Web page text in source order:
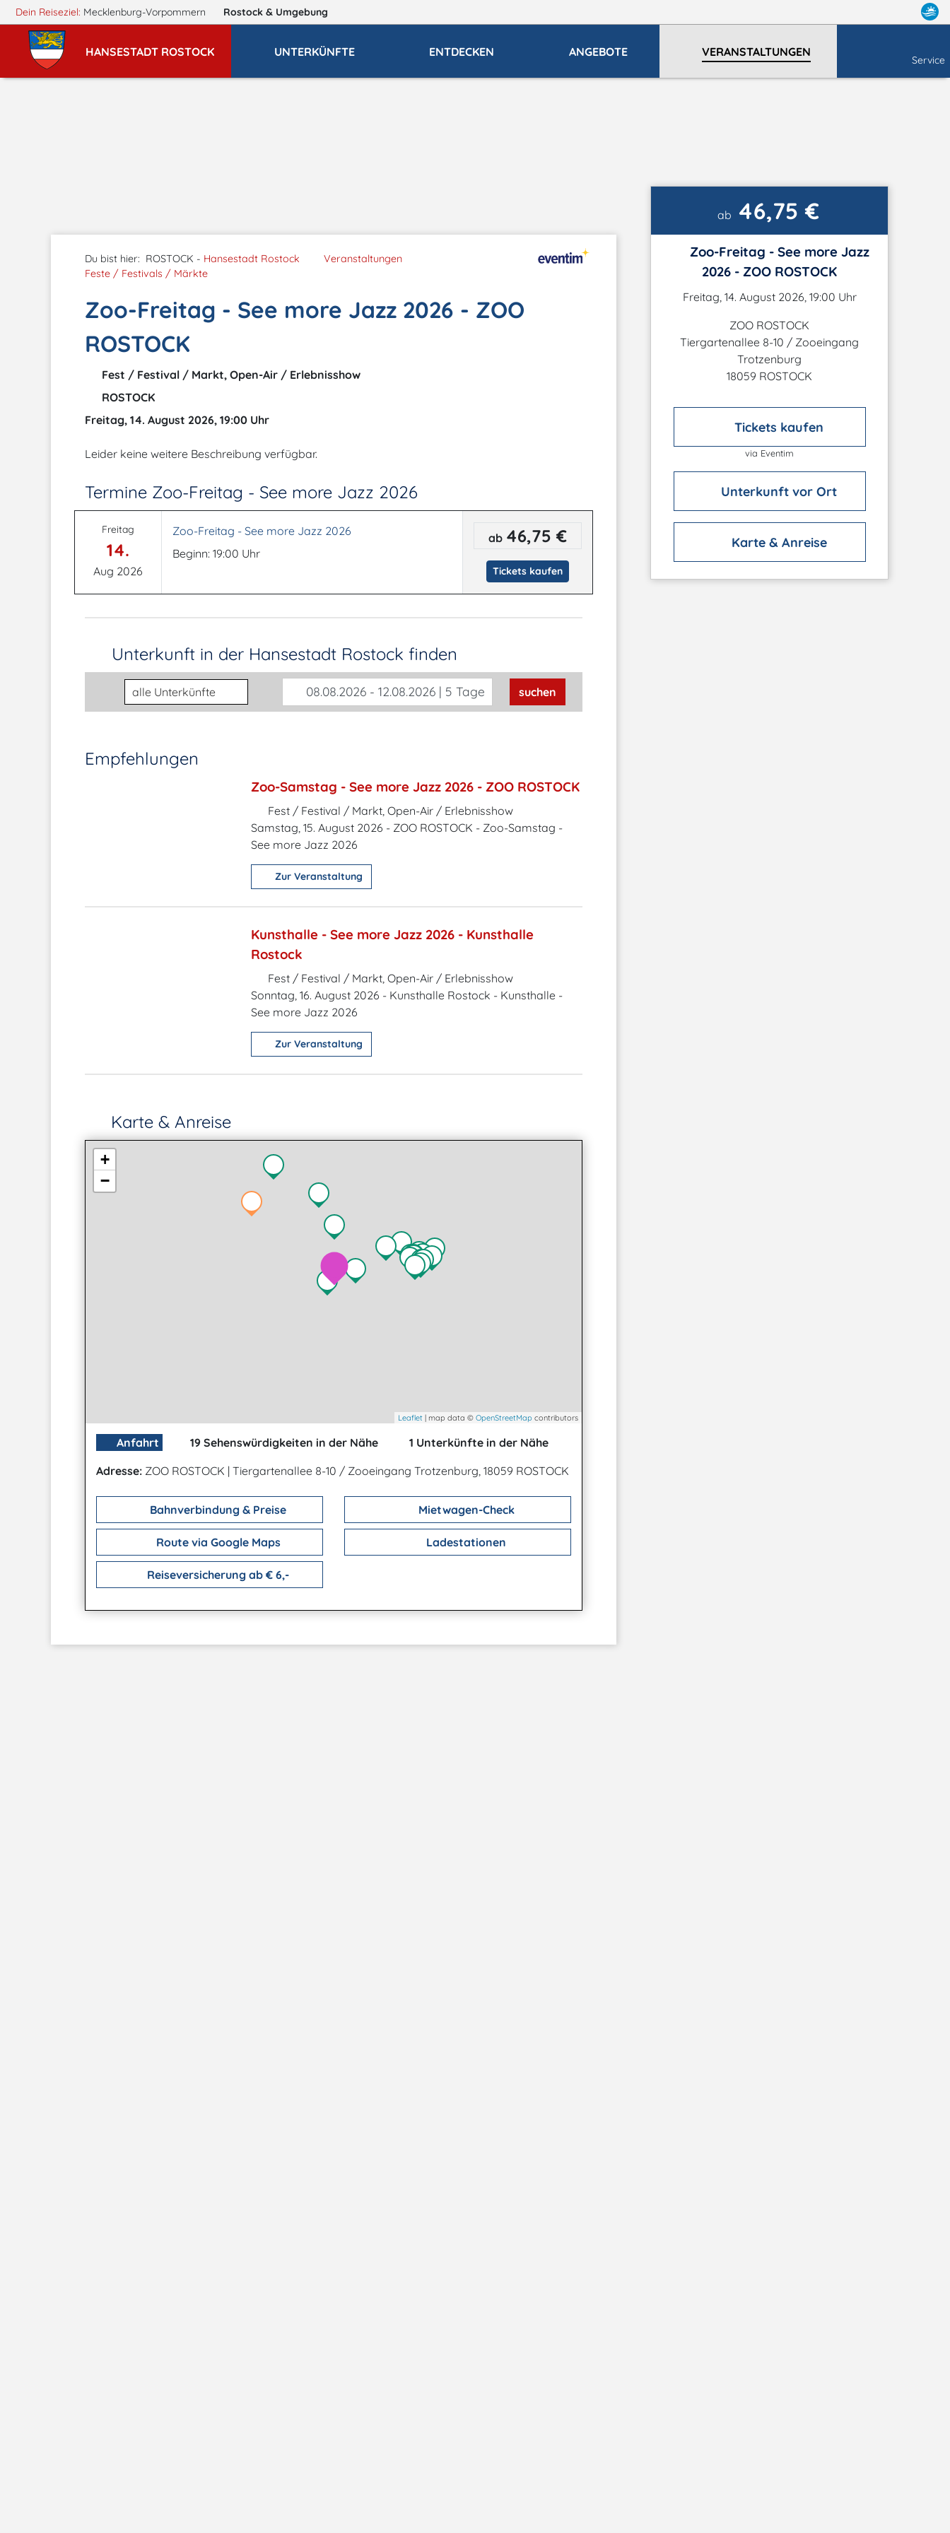
Dein Reiseziel: Mecklenburg-Vorpommern Rostock & Umgebung
HANSESTADT ROSTOCK UNTERKÜNFTE ENTDECKEN ANGEBOTE VERANSTALTUNGEN
Service
Du bist hier: ROSTOCK - Hansestadt Rostock
Veranstaltungen
Feste / Festivals / Märkte
Zoo-Freitag - See more Jazz 2026 - ZOO
ROSTOCK
Fest / Festival / Markt, Open-Air / Erlebnisshow
ROSTOCK
Freitag, 14. August 2026, 19:00 Uhr
Leider keine weitere Beschreibung verfügbar.
Termine Zoo-Freitag - See more Jazz 2026
Freitag
14.
Aug 2026
Zoo-Freitag - See more Jazz 2026
Beginn: 19:00 Uhr
ab 46,75 €
Tickets kaufen
Unterkunft in der Hansestadt Rostock finden
Unterkunftsart 08.08.2026 - 12.08.2026 | 5 Tage suchen
Empfehlungen
Zoo-Samstag - See more Jazz 2026 - ZOO ROSTOCK
Fest / Festival / Markt, Open-Air / Erlebnisshow
Samstag, 15. August 2026 - ZOO ROSTOCK - Zoo-Samstag -
See more Jazz 2026
Zur Veranstaltung
Kunsthalle - See more Jazz 2026 - Kunsthalle
Rostock
Fest / Festival / Markt, Open-Air / Erlebnisshow
Sonntag, 16. August 2026 - Kunsthalle Rostock - Kunsthalle -
See more Jazz 2026
Zur Veranstaltung
Karte & Anreise
+
−
Leaflet | map data © OpenStreetMap contributors
Anfahrt 19 Sehenswürdigkeiten in der Nähe
1 Unterkünfte in der Nähe
Adresse: ZOO ROSTOCK | Tiergartenallee 8-10 / Zooeingang Trotzenburg, 18059 ROSTOCK
Bahnverbindung & Preise Mietwagen-Check
Route via Google Maps Ladestationen
Reiseversicherung ab € 6,-
ab 46,75 €
Zoo-Freitag - See more Jazz
2026 - ZOO ROSTOCK
Freitag, 14. August 2026, 19:00 Uhr
ZOO ROSTOCK
Tiergartenallee 8-10 / Zooeingang
Trotzenburg
18059 ROSTOCK
Tickets kaufen
via Eventim
Unterkunft vor Ort
Karte & Anreise